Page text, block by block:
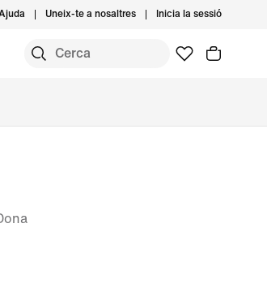
Uneix-te a nosaltres Inicia la sessió